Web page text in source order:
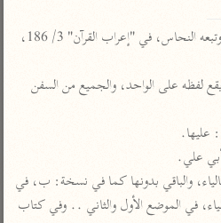
أبي السعود
الدر المنثور
تفسير مقاتل
علي.